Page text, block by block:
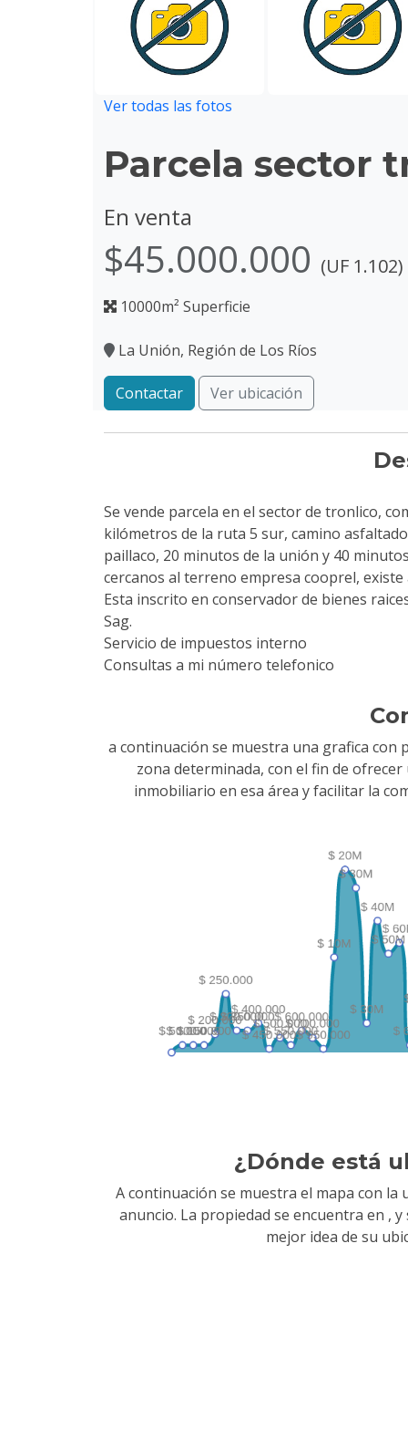
Ver todas las fotos
Parcela sector
En venta
$45.000.000 (UF 1.102)
10000m² Superficie
La Unión, Región de Los Ríos
Contactar Ver ubicación
Se vende parcela en el sector de tronlico,
kilómetros de la ruta 5 sur, camino
paillaco, 20 minutos de la unión y 40
cercanos al terreno empresa cooprel,
Esta inscrito en conservador de bienes
Sag.
Servicio de impuestos interno
Consultas a mi número telefonico
a continuación se muestra una grafica con
zona determinada, con el fin de
inmobiliario en esa área y facilitar la
¿Dónde está
A continuación se muestra el mapa con la
anuncio. La propiedad se encuentra en ,
mejor idea de su